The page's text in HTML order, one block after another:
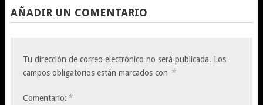
AÑADIR UN COMENTARIO
Tu dirección de correo electrónico no será publicada. Los
campos obligatorios están marcados con *
Comentario: *